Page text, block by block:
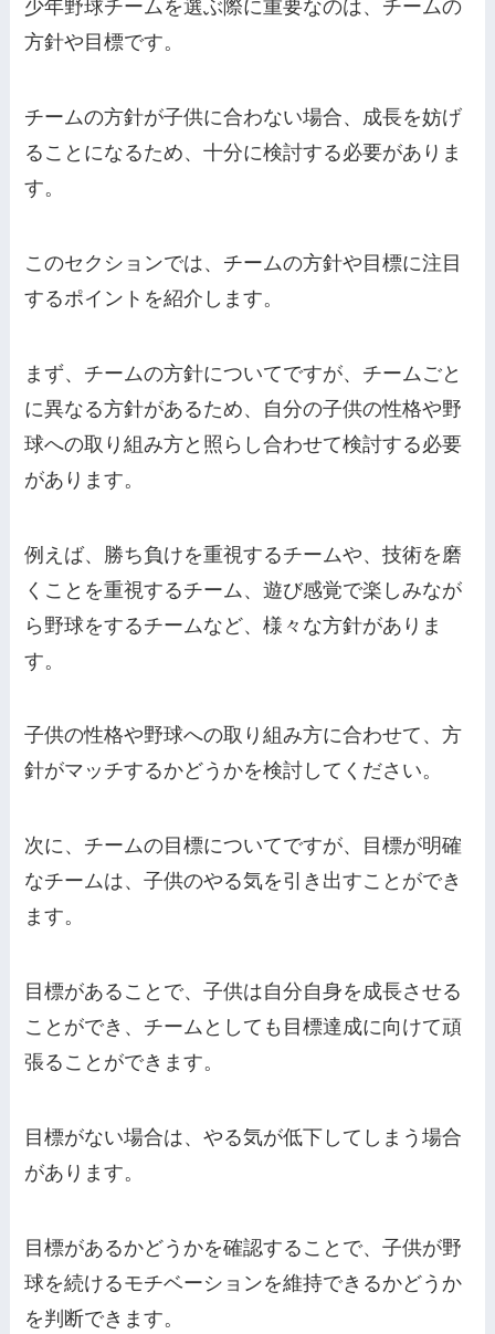
少年野球チームを選ぶ際に重要なのは、チームの
方針や目標です。
チームの方針が子供に合わない場合、成長を妨げ
ることになるため、十分に検討する必要がありま
す。
このセクションでは、チームの方針や目標に注目
するポイントを紹介します。
まず、チームの方針についてですが、チームごと
に異なる方針があるため、自分の子供の性格や野
球への取り組み方と照らし合わせて検討する必要
があります。
例えば、勝ち負けを重視するチームや、技術を磨
くことを重視するチーム、遊び感覚で楽しみなが
ら野球をするチームなど、様々な方針がありま
す。
子供の性格や野球への取り組み方に合わせて、方
針がマッチするかどうかを検討してください。
次に、チームの目標についてですが、目標が明確
なチームは、子供のやる気を引き出すことができ
ます。
目標があることで、子供は自分自身を成長させる
ことができ、チームとしても目標達成に向けて頑
張ることができます。
目標がない場合は、やる気が低下してしまう場合
があります。
目標があるかどうかを確認することで、子供が野
球を続けるモチベーションを維持できるかどうか
を判断できます。